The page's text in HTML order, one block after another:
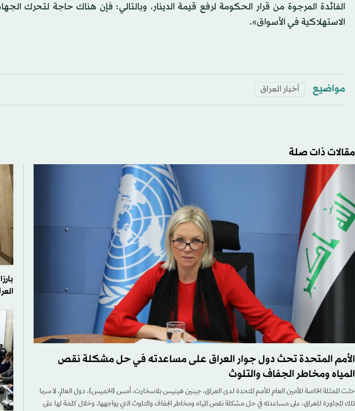
الفائدة المرجوة من قرار الحكومة لرفع قيمة الدينار، وبالتالي؛ فإن هناك حاجة لتحرك
الاستهلاكية في الأسواق».
مواضيع أخبار العراق
مقالات ذات صلة
الأمم المتحدة تحث دول جوار العراق على مساعدته في حل مشكلة نقص
المياه ومخاطر الجفاف والتلوث
حثت الممثلة الخاصة للأمين العام للأمم المتحدة لدى العراق، جينين هينيس بلاسخارت، أمس (الخميس)، دول العالم، لا سيما
تلك المجاورة للعراق، على مساعدته في حل مشكلة نقص المياه ومخاطر الجفاف والتلوث التي يواجهها. وخلال كلمة لها على